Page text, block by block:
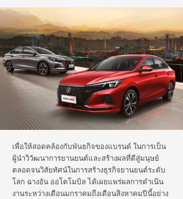
เพื่อให้สอดคล้องกับพันธกิจของแบรนด์ ในการเป็น
ผู้นำวิวัฒนาการยานยนต์และสร้างผลที่ดีสู่มนุษย์
ตลอดจนวิสัยทัศน์ในการสร้างธุรกิจยานยนต์ระดับ
โลก ฉางอัน ออโตโมบิล ได้เผยแพร่ผลการดำเนิน
งานระหว่างเดือนมกราคมถึงเดือนสิงหาคมปีนี้อย่าง